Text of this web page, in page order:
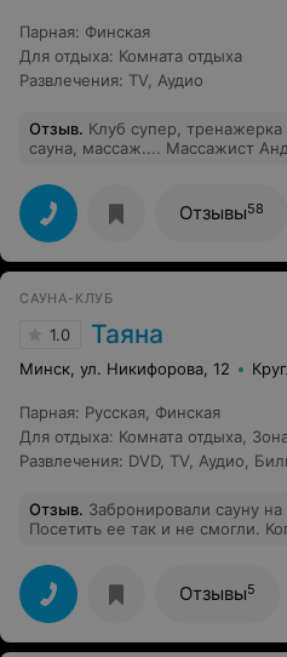
Парная: Финская
Для отдыха: Комната отдыха
Развлечения: TV Аудио
Отзыв. Клуб супер, тренажерка нормальная, солярий,
сауна, массаж.... Массажист
увидела сразу... Еще там бмс
попробую...
Отзывы58
САУНА-КЛУБ
1.0 Таяна
Минск, ул. Никифорова, 12
Парная: Русская Финская
Для отдыха: Комната отдыха
Развлечения: DVD, TV Аудио
Отзыв. Забронировали сауну
Посетить ее так и не смогли.
самом разгаре. Вышел
так я же вам смску прислал".
в 0:16. Если хотите чтобы ваш
за час-два до назначенного -
подойдет.
Отзывы5